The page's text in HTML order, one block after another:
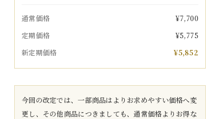
通常価格
¥7,700
定期価格
¥5,775
新定期価格
¥5,852
今回の改定では、一部商品はよりお求めやすい価格へ変
更し、その他商品につきましても、通常価格よりお得な